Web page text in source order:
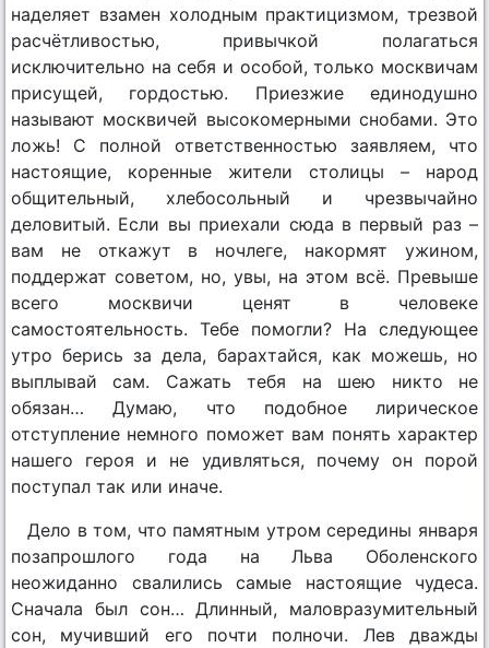
наделяет взамен холодным практицизмом, трезвой
расчётливостью, привычкой полагаться
исключительно на себя и особой, только москвичам
присущей, гордостью. Приезжие единодушно
называют москвичей высокомерными снобами. Это
ложь! С полной ответственностью заявляем, что
настоящие, коренные жители столицы – народ
общительный, хлебосольный и чрезвычайно
деловитый. Если вы приехали сюда в первый раз –
вам не откажут в ночлеге, накормят ужином,
поддержат советом, но, увы, на этом всё. Превыше
всего москвичи ценят в человеке
самостоятельность. Тебе помогли? На следующее
утро берись за дела, барахтайся, как можешь, но
выплывай сам. Сажать тебя на шею никто не
обязан… Думаю, что подобное лирическое
отступление немного поможет вам понять характер
нашего героя и не удивляться, почему он порой
поступал так или иначе.
Дело в том, что памятным утром середины января
позапрошлого года на Льва Оболенского
неожиданно свалились самые настоящие чудеса.
Сначала был сон… Длинный, маловразумительный
сон, мучивший его почти полночи. Лев дважды